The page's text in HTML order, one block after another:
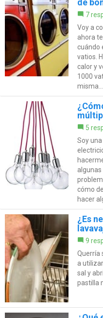
7
Voy a
ahora
cuándo
vatios.
calor y
1000
misma...
5
Soy
algunas
cómo
hacer
¿Es
9
Querría
a
sal y
pastilla